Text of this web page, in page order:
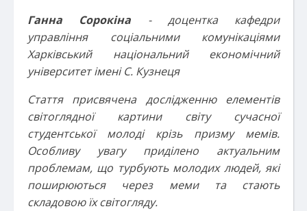
Ганна Сорокіна - доцентка кафедри
управління соціальними комунікаціями
Харківський національний економічний
університет імені С. Кузнеця
Стаття присвячена дослідженню елементів
світоглядної картини світу сучасної
студентської молоді крізь призму мемів.
Особливу увагу приділено актуальним
проблемам, що турбують молодих людей, які
поширюються через меми та стають
складовою їх світогляду.